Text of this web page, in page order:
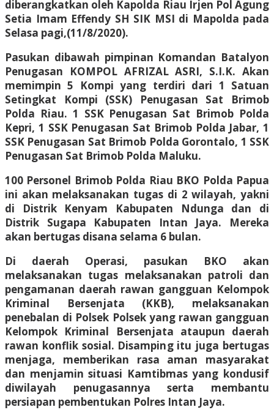
diberangkatkan oleh Kapolda Riau Irjen Pol Agung
Setia Imam Effendy SH SIK MSI di Mapolda pada
Selasa pagi,(11/8/2020).
Pasukan dibawah pimpinan Komandan Batalyon
Penugasan KOMPOL AFRIZAL ASRI, S.I.K. Akan
memimpin 5 Kompi yang terdiri dari 1 Satuan
Setingkat Kompi (SSK) Penugasan Sat Brimob
Polda Riau. 1 SSK Penugasan Sat Brimob Polda
Kepri, 1 SSK Penugasan Sat Brimob Polda Jabar, 1
SSK Penugasan Sat Brimob Polda Gorontalo, 1 SSK
Penugasan Sat Brimob Polda Maluku.
100 Personel Brimob Polda Riau BKO Polda Papua
ini akan melaksanakan tugas di 2 wilayah, yakni
di Distrik Kenyam Kabupaten Ndunga dan di
Distrik Sugapa Kabupaten Intan Jaya. Mereka
akan bertugas disana selama 6 bulan.
Di daerah Operasi, pasukan BKO akan
melaksanakan tugas melaksanakan patroli dan
pengamanan daerah rawan gangguan Kelompok
Kriminal Bersenjata (KKB), melaksanakan
penebalan di Polsek Polsek yang rawan gangguan
Kelompok Kriminal Bersenjata ataupun daerah
rawan konflik sosial. Disamping itu juga bertugas
menjaga, memberikan rasa aman masyarakat
dan menjamin situasi Kamtibmas yang kondusif
diwilayah penugasannya serta membantu
persiapan pembentukan Polres Intan Jaya.